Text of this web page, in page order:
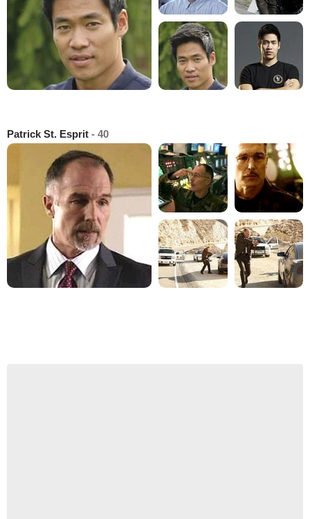
Patrick St. Esprit - 40